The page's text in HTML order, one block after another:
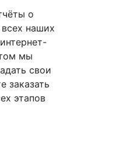
о
наших
мы
свои
заказать
этапов